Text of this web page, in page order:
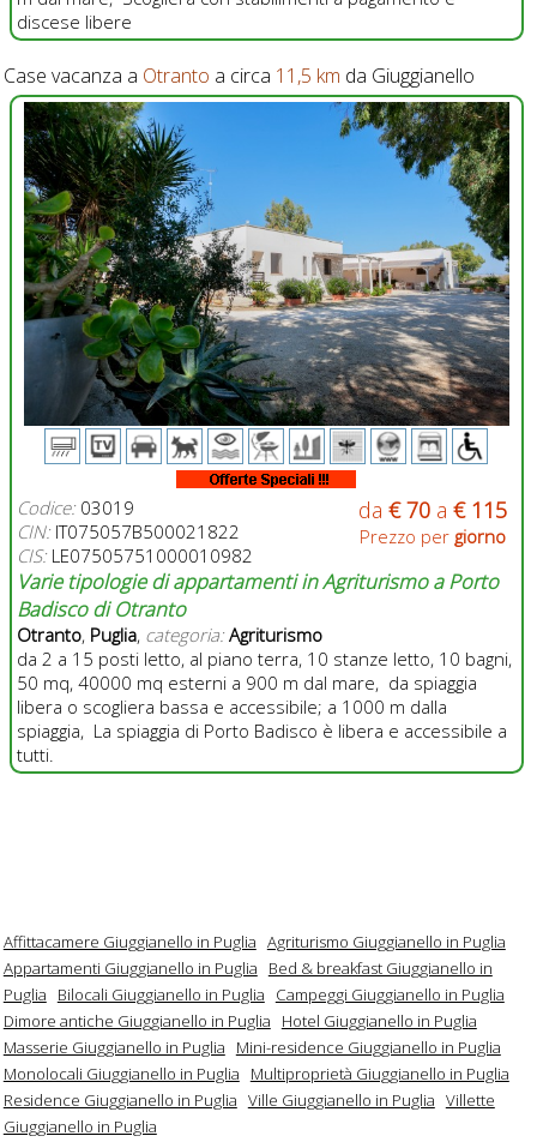
discese libere
Case vacanza a Otranto a circa 11,5 km da Giuggianello
da€ 70 a€ 115
Prezzo pergiorno
Codice:03019
CIN:IT075057B500021822
CIS:LE07505751000010982
Varie tipologie di appartamenti in Agriturismo a Porto
Badisco di Otranto
Otranto, Puglia, categoria: Agriturismo
da 2 a 15 posti letto, al piano terra, 10 stanze letto, 10 bagni,
50 mq, 40000 mq esterni a 900 m dal mare, da spiaggia
libera o scogliera bassa e accessibile; a 1000 m dalla
spiaggia, La spiaggia di Porto Badisco è libera e accessibile a
tutti.
Affittacamere Giuggianello in Puglia Agriturismo Giuggianello in Puglia
Appartamenti Giuggianello in Puglia
Bed & breakfast Giuggianello in
Puglia
Bilocali Giuggianello in Puglia
Campeggi Giuggianello in Puglia
Dimore antiche Giuggianello in Puglia
Hotel Giuggianello in Puglia
Masserie Giuggianello in Puglia
Mini-residence Giuggianello in Puglia
Monolocali Giuggianello in Puglia
Multiproprietà Giuggianello in Puglia
Residence Giuggianello in Puglia Ville Giuggianello in Puglia Villette
Giuggianello in Puglia